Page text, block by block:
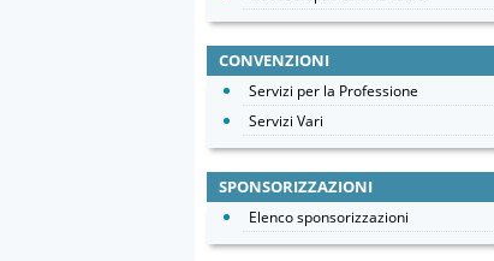
CONVENZIONI
Servizi per la Professione
Servizi Vari
SPONSORIZZAZIONI
Elenco sponsorizzazioni